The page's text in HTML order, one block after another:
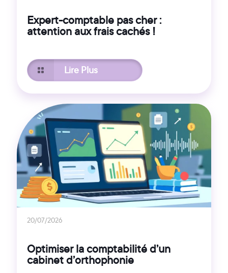
Expert-comptable pas cher :
attention aux frais cachés !
Lire Plus
20/07/2026
Optimiser la comptabilité d’un
cabinet d’orthophonie